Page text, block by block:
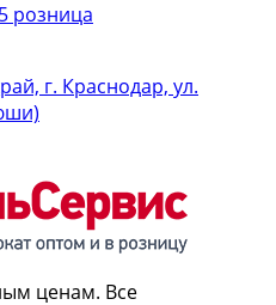
розница
г. Краснодар, ул.
ценам. Все